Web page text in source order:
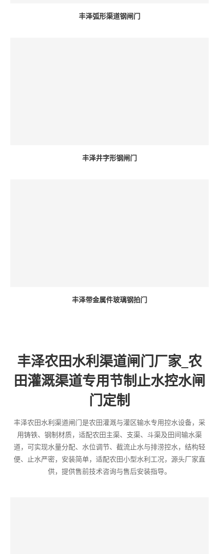
丰泽弧形渠道钢闸门
丰泽井字形钢闸门
丰泽带金属件玻璃钢拍门
丰泽农田水利渠道闸门厂家_农
田灌溉渠道专用节制止水控水闸
门定制
丰泽农田水利渠道闸门是农田灌溉与灌区输水专用控水设备，采
用铸铁、钢制材质，适配农田主渠、支渠、斗渠及田间输水渠
道，可实现水量分配、水位调节、截流止水与排涝控水，结构轻
便、止水严密，安装简单，适配农田小型水利工况，源头厂家直
供，提供售前技术咨询与售后安装指导。